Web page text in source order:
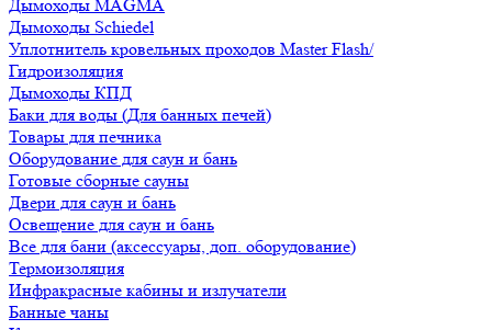
Дымоходы MAGMA
Дымоходы Schiedel
Уплотнитель кровельных проходов Master Flash/
Гидроизоляция
Дымоходы КПД
Баки для воды (Для банных печей)
Товары для печника
Оборудование для саун и бань
Готовые сборные сауны
Двери для саун и бань
Освещение для саун и бань
Все для бани (аксессуары, доп. оборудование)
Термоизоляция
Инфракрасные кабины и излучатели
Банные чаны